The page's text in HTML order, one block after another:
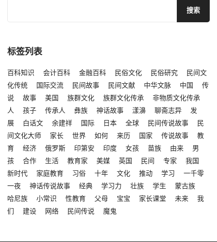
标签列表
百科知识 会计百科 金融百科 民俗文化 民俗研究
民间文
化传统
国际交流 民间故事 民间文献 中华文脉 中国
传
说
故事 美国 族群文化 族群文化传承
非物质文化传承
人
孩子 传承人 彝族 神话故事 漾濞 聊斋志异
发
展
白话文 余建祥 国际 日本 全球 民间传说故事
民
间文化大师
家长 世界 如何 来历 国家 传说故事
教
育
经济 俄罗斯 印第安 印度 女孩 苗族 由来
男
孩
合作 生活 教育家 美媒 英国 民间 专家
我国
新时代
家庭教育 习俗 十年 文化 推动 学习
一千零
一夜
神话传说故事 经典 学习力 壮族 学生
蒙古族
哈尼族
小常识 性教育 父母 宝宝 家长课堂 未来
我
们
建设 网络 民间传说 魔鬼